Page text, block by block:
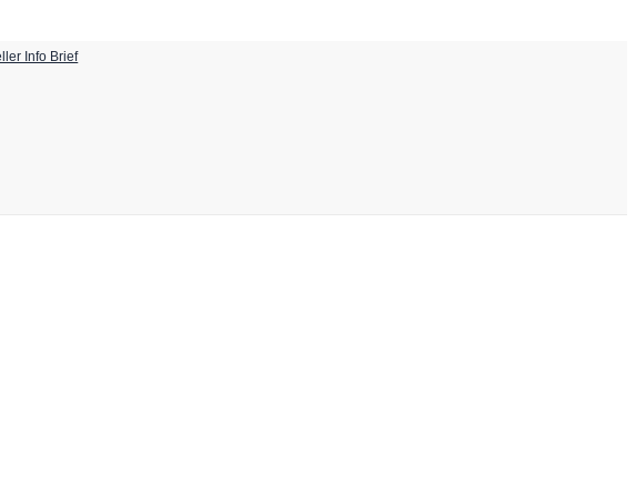
Info Brief